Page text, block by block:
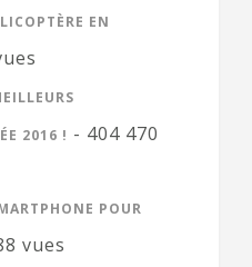
EN
2016 ! - 404 470
POUR
vues